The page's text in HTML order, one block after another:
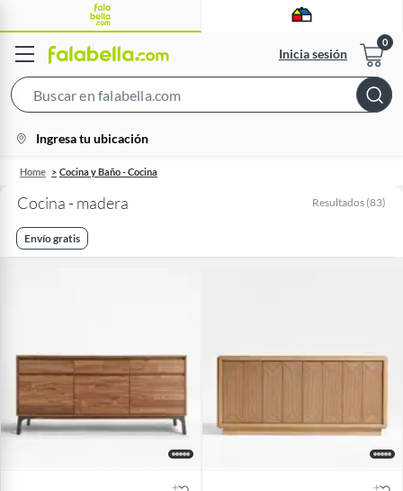
Inicia sesión
Bar
location-
icon
Ingresa tu ubicación
Home Cocina y Baño - Cocina
Cocina - madera Resultados (83)
Envío gratis